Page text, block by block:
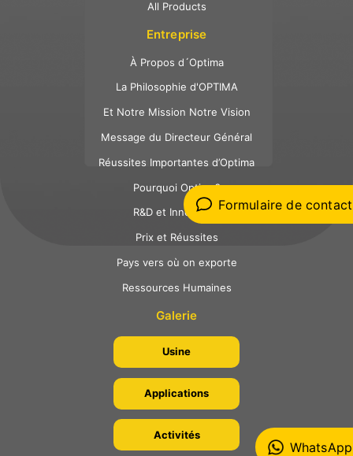
WhatsApp
Formulaire de contact
All Products
Entreprise
À Propos d´Optima
La Philosophie d'OPTIMA
Et Notre Mission Notre Vision
Message du Directeur Général
Réussites Importantes d’Optima
Pourquoi Optima?
R&D et Innovation
Prix et Réussites
Pays vers où on exporte
Ressources Humaines
Galerie
Usine
Applications
Activités